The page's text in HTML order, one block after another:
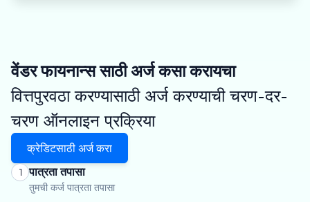
वेंडर फायनान्स साठी अर्ज कसा करायचा
वित्तपुरवठा करण्यासाठी अर्ज करण्याची चरण-दर-
चरण ऑनलाइन प्रक्रिया
क्रेडिटसाठी अर्ज करा
1 पात्रता तपासा
तुमची कर्ज पात्रता तपासा